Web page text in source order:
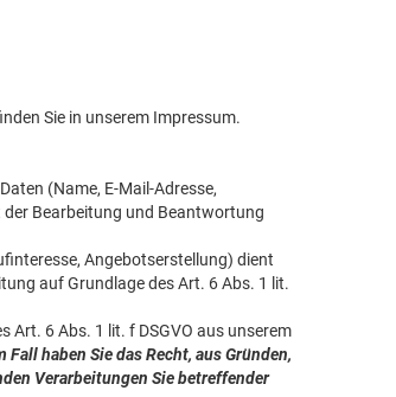
Sie in unserem Impressum.
(Name, E-Mail-Adresse,
Bearbeitung und Beantwortung
Angebotserstellung) dient
auf Grundlage des Art. 6 Abs. 1 lit.
6 Abs. 1 lit. f DSGVO aus unserem
Fall haben Sie das Recht, aus Gründen,
Verarbeitungen Sie betreffender